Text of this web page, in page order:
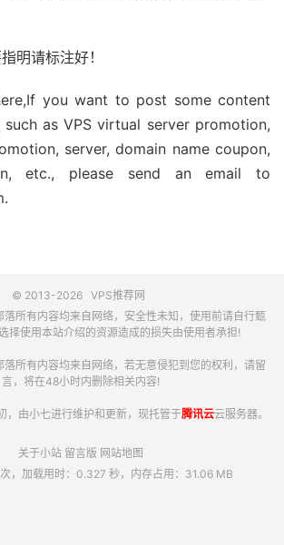
明请标注好！
you want to post some content
as VPS virtual server promotion,
server, domain name coupon,
etc., please send an email to
© 2013-2026 VPS推荐网
落所有内容均来自网络，安全性未知，使用前请自行甄
择使用本站介绍的资源造成的损失由使用者承担!
落所有内容均来自网络，若无意侵犯到您的权利，请留
言，将在48小时内删除相关内容!
，由小七进行维护和更新，现托管于腾讯云云服务器。
关于小站 留言版 网站地图
，加载用时：0.327 秒，内存占用：31.06 MB